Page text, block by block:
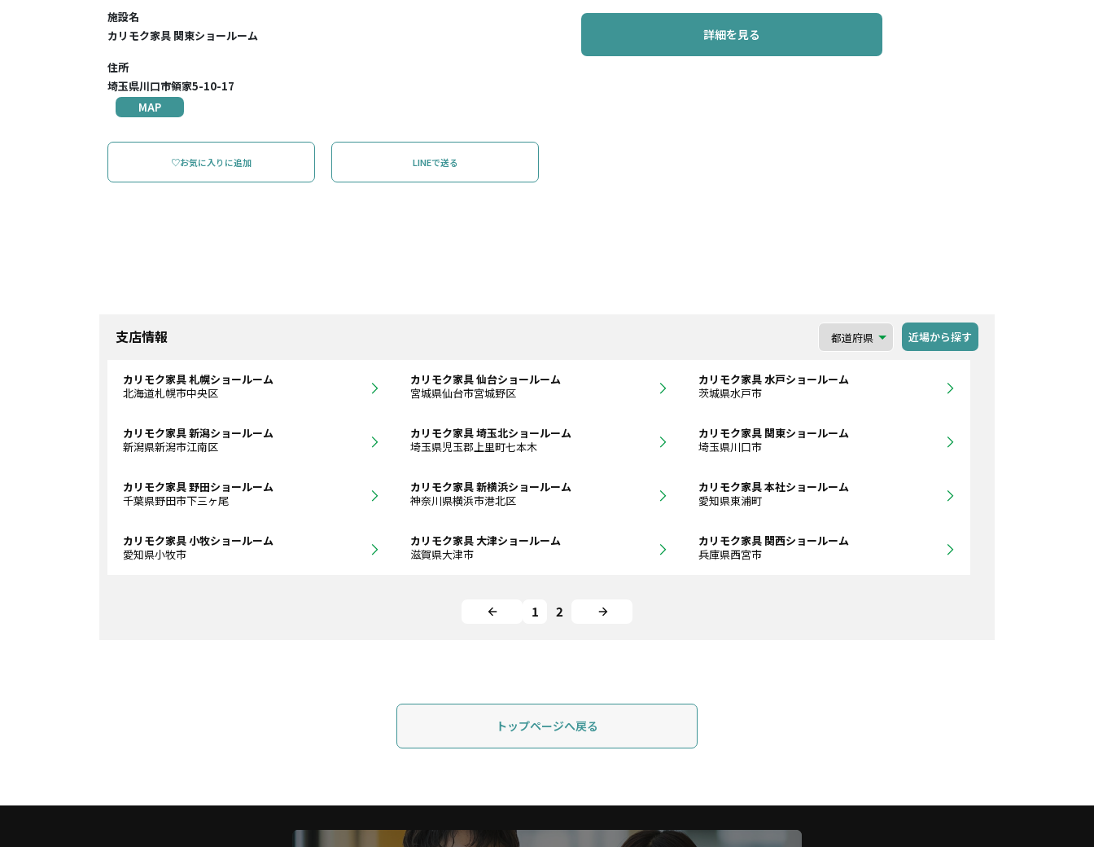
詳細を見る
施設名
カリモク家具 関東ショールーム
住所
埼玉県川口市領家5-10-17
MAP
♡お気に入りに追加 LINEで送る
支店情報 近場から探す
カリモク家具 札幌ショールーム
北海道札幌市中央区
カリモク家具 仙台ショールーム
宮城県仙台市宮城野区
カリモク家具 水戸ショールーム
茨城県水戸市
カリモク家具 新潟ショールーム
新潟県新潟市江南区
カリモク家具 埼玉北ショールーム
埼玉県児玉郡上里町七本木
カリモク家具 関東ショールーム
埼玉県川口市
カリモク家具 野田ショールーム
千葉県野田市下三ヶ尾
カリモク家具 新横浜ショールーム
神奈川県横浜市港北区
カリモク家具 本社ショールーム
愛知県東浦町
カリモク家具 小牧ショールーム
愛知県小牧市
カリモク家具 大津ショールーム
滋賀県大津市
カリモク家具 関西ショールーム
兵庫県西宮市
1 2
トップページへ戻る